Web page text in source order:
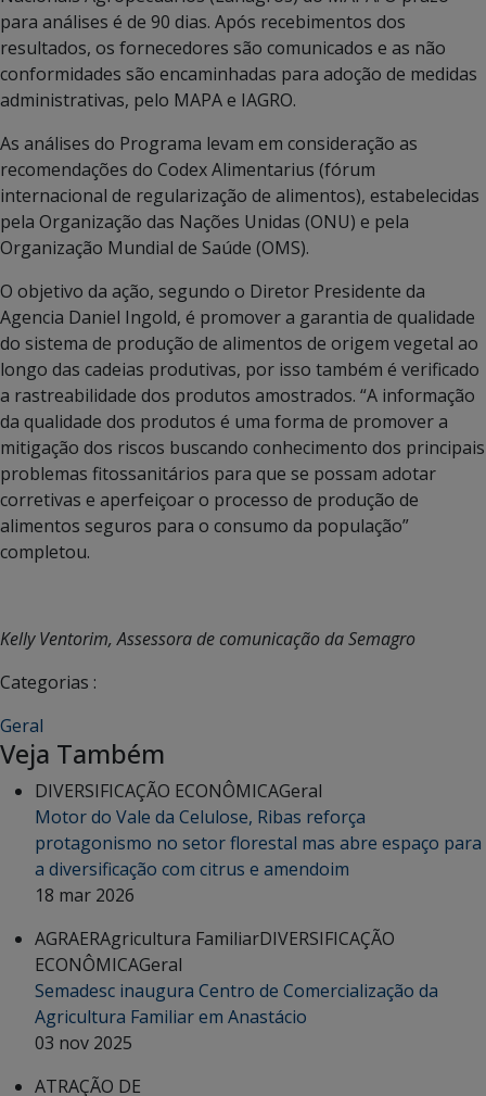
para análises é de 90 dias. Após recebimentos dos
resultados, os fornecedores são comunicados e as não
conformidades são encaminhadas para adoção de medidas
administrativas, pelo MAPA e IAGRO.
As análises do Programa levam em consideração as
recomendações do Codex Alimentarius (fórum
internacional de regularização de alimentos), estabelecidas
pela Organização das Nações Unidas (ONU) e pela
Organização Mundial de Saúde (OMS).
O objetivo da ação, segundo o Diretor Presidente da
Agencia Daniel Ingold, é promover a garantia de qualidade
do sistema de produção de alimentos de origem vegetal ao
longo das cadeias produtivas, por isso também é verificado
a rastreabilidade dos produtos amostrados. “A informação
da qualidade dos produtos é uma forma de promover a
mitigação dos riscos buscando conhecimento dos principais
problemas fitossanitários para que se possam adotar
corretivas e aperfeiçoar o processo de produção de
alimentos seguros para o consumo da população”
completou.
Kelly Ventorim, Assessora de comunicação da Semagro
Categorias :
Geral
Veja Também
DIVERSIFICAÇÃO ECONÔMICAGeral
Motor do Vale da Celulose, Ribas reforça
protagonismo no setor florestal mas abre espaço para
a diversificação com citrus e amendoim
18 mar 2026
AGRAERAgricultura FamiliarDIVERSIFICAÇÃO
ECONÔMICAGeral
Semadesc inaugura Centro de Comercialização da
Agricultura Familiar em Anastácio
03 nov 2025
ATRAÇÃO DE